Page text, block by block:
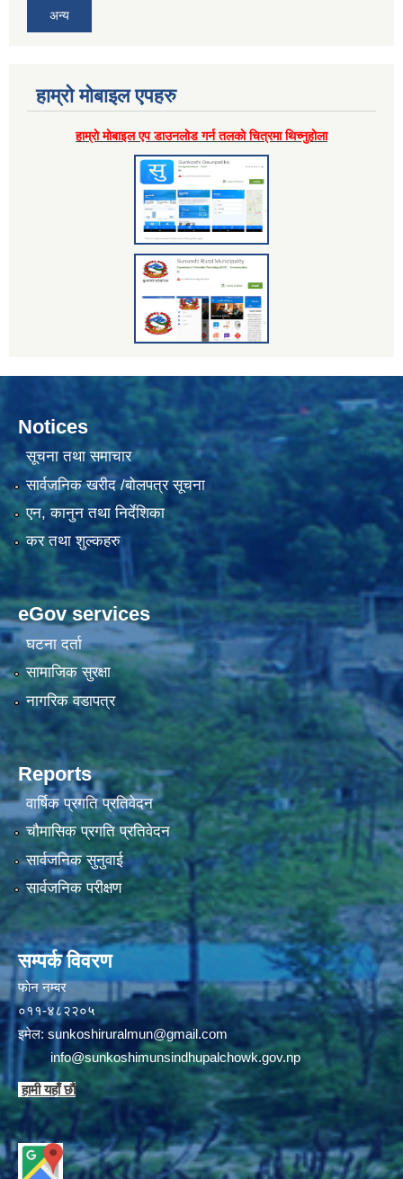
अन्य
हाम्राे माेबाइल एपहरु
हाम्राे माेबाइल एप डाउनलाेड गर्न तलकाे चित्रमा थिच्नुहाेला
Notices
सूचना तथा समाचार
सार्वजनिक खरीद /बोलपत्र सूचना
एन, कानुन तथा निर्देशिका
कर तथा शुल्कहरु
eGov services
घटना दर्ता
सामाजिक सुरक्षा
नागरिक वडापत्र
Reports
वार्षिक प्रगति प्रतिवेदन
चौमासिक प्रगति प्रतिवेदन
सार्वजनिक सुनुवाई
सार्वजनिक परीक्षण
सम्पर्क विवरण
फाेन न‌‍‍‍‌‌म्बर
०११-४८२२०५
इमेल: sunkoshiruralmun@gmail.com
info@sunkoshimunsindhupalchowk.gov.np
हामी यहाँ छाै‌ं